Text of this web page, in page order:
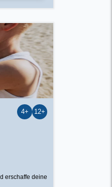
4+ 12+
erschaffe deine